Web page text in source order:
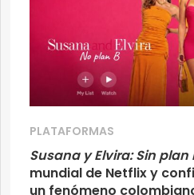
PLATAFORMAS
Susana y Elvira: Sin plan
mundial de Netflix y
un fenómeno